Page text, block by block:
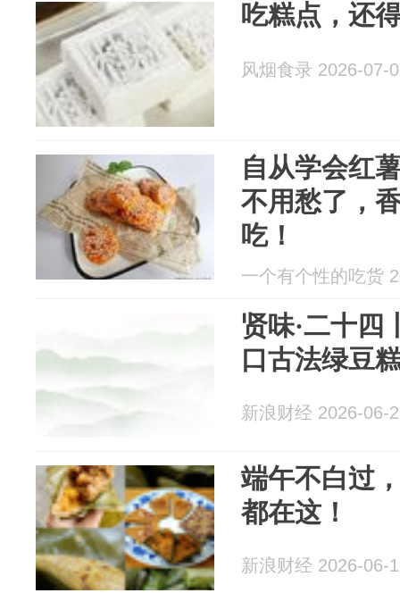
吃糕点，还
风烟食录 2026-07-
自从学会红
不用愁了，
吃！
一个有个性的吃货
贤味·二十四
口古法绿豆
新浪财经 2026-06-
端午不白过
都在这！
新浪财经 2026-06-